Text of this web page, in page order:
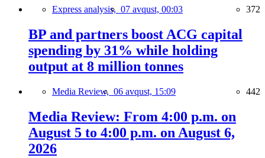
Express analysis, 07 avqust, 00:03 372
BP and partners boost ACG capital
spending by 31% while holding
output at 8 million tonnes
Media Review, 06 avqust, 15:09 442
Media Review: From 4:00 p.m. on
August 5 to 4:00 p.m. on August 6,
2026